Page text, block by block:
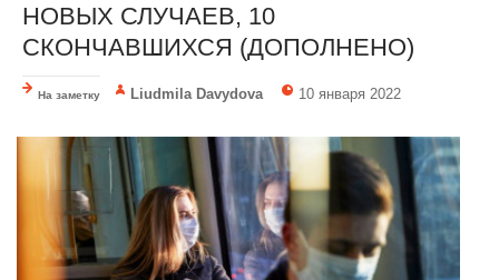
НОВЫХ СЛУЧАЕВ, 10
СКОНЧАВШИХСЯ (ДОПОЛНЕНО)
На заметку Liudmila Davydova 10 января 2022